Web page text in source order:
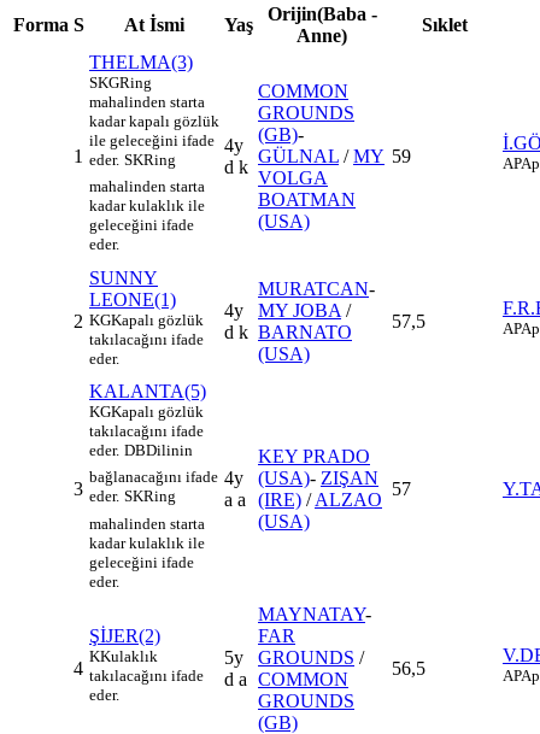
Forma S At İsmi Yaş
Orijin(Baba -
Anne)
Sıklet
1
THELMA(3)
SKGRing
mahalinden starta
kadar kapalı gözlük
ile geleceğini ifade
eder. SKRing
mahalinden starta
kadar kulaklık ile
geleceğini ifade
eder.
4y
d k
COMMON
GROUNDS
(GB)-
GÜLNAL /MY
VOLGA
BOATMAN
(USA)
59 AP
2
SUNNY
LEONE(1)
KGKapalı gözlük
takılacağını ifade
eder.
4y
d k
MURATCAN-
MY JOBA /
BARNATO
(USA)
57,5 AP
3
KALANTA(5)
KGKapalı gözlük
takılacağını ifade
eder. DBDilinin
bağlanacağını ifade
eder. SKRing
mahalinden starta
kadar kulaklık ile
geleceğini ifade
eder.
4y
a a
KEY PRADO
(USA)- ZIŞAN
(IRE) /ALZAO
(USA)
57
4
ŞİJER(2)
KKulaklık
takılacağını ifade
eder.
5y
d a
MAYNATAY-
FAR
GROUNDS /
COMMON
GROUNDS
(GB)
56,5 AP